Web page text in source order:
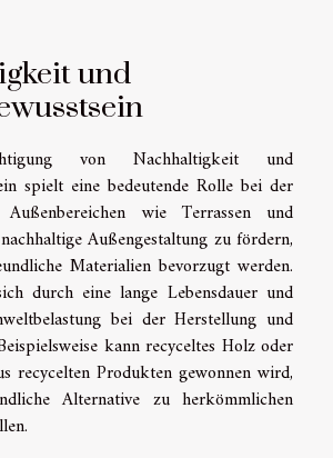
und
von Nachhaltigkeit und
spielt eine bedeutende Rolle bei der
wie Terrassen und
Außengestaltung zu fördern,
Materialien bevorzugt werden.
durch eine lange Lebensdauer und
bei der Herstellung und
kann recyceltes Holz oder
recycelten Produkten gewonnen wird,
Alternative zu herkömmlichen